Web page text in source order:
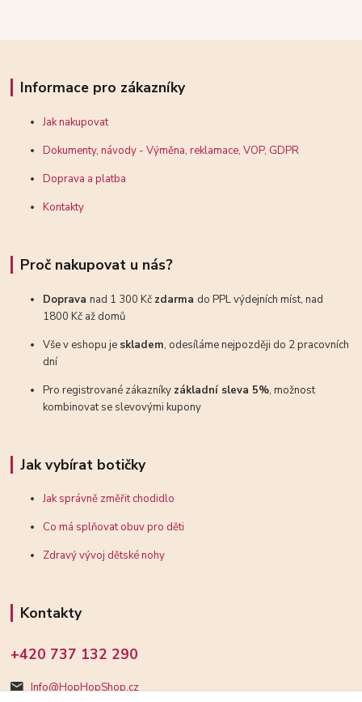
Informace pro zákazníky
Jak nakupovat
Dokumenty, návody - Výměna, reklamace, VOP, GDPR
Doprava a platba
Kontakty
Proč nakupovat u nás?
Dopravanad 1 300 Kč zdarma do PPL výdejních míst, nad
1800 Kč až domů
Vše v eshopu je skladem, odesíláme nejpozději do 2 pracovních
dní
Pro registrované zákazníky základní sleva 5%, možnost
kombinovat se slevovými kupony
Jak vybírat botičky
Jak správně změřit chodidlo
Co má splňovat obuv pro děti
Zdravý vývoj dětské nohy
Kontakty
+420 737 132 290
Info@HopHopShop.cz